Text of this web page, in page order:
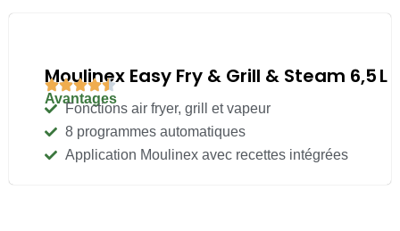
Moulinex Easy Fry & Grill & Steam 6,5 L
Avantages
Fonctions air fryer, grill et vapeur
8 programmes automatiques
Application Moulinex avec recettes intégrées